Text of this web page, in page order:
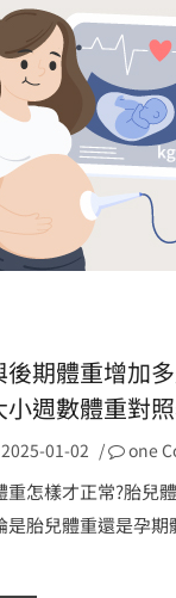
期體重增加
週數體重對
2025-01-02 / one
重怎樣才正常?胎兒
是胎兒體重還是孕